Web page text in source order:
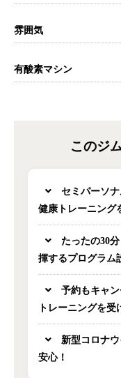
雰囲気
有酸素マシン
このジ
セミパーソ
健康トレーニング
たったの30
揮するプログラム
予約もキャ
トレーニングを受
新型コロナ
安心！